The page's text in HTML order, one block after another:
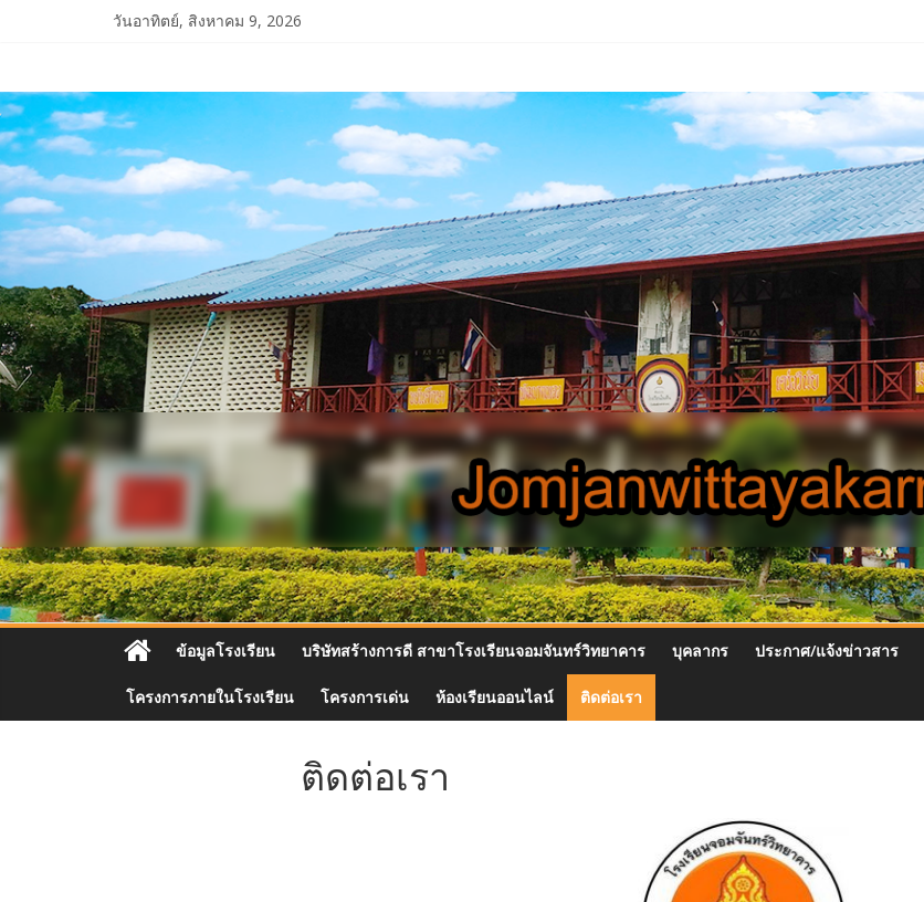
วันอาทิตย์, สิงหาคม 9, 2026
โรงเรียน
จอม
จันทร์
วิทยาคาร
ข้อมูลโรงเรียน บริษัทสร้างการดี สาขาโรงเรียนจอมจันทร์วิทยาคาร บุคลากร ประกาศ/แจ้งข่าวสาร
โครงการภายในโรงเรียน โครงการเด่น ห้องเรียนออนไลน์ ติดต่อเรา
ติดต่อเรา